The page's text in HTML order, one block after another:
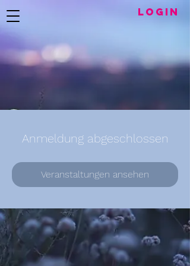
LogIN
Anmeldung abgeschlossen
Veranstaltungen ansehen